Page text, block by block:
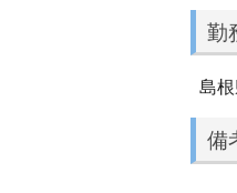
勤
島
備